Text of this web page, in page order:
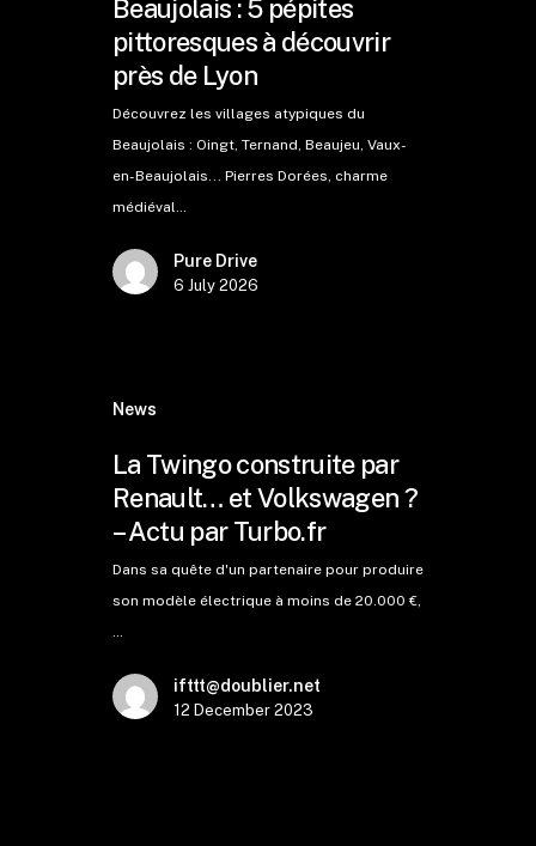
Beaujolais : 5 pépites
pittoresques à découvrir
près de Lyon
Découvrez les villages atypiques du
Beaujolais : Oingt, Ternand, Beaujeu, Vaux-
en-Beaujolais... Pierres Dorées, charme
médiéval…
Pure Drive
6 July 2026
News
La Twingo construite par
Renault… et Volkswagen ?
– Actu par Turbo.fr
Dans sa quête d'un partenaire pour produire
son modèle électrique à moins de 20.000 €,
…
ifttt@doublier.net
12 December 2023